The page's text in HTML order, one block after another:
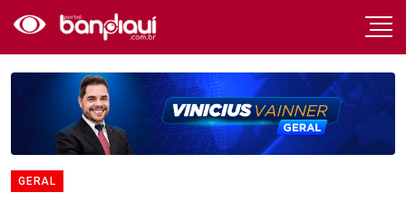
GERAL